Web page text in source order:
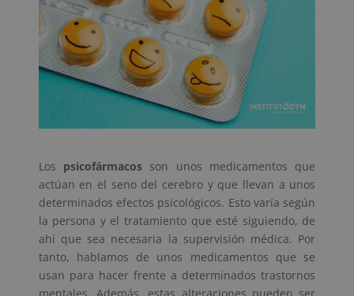
Los psicofármacosson unos medicamentos que
actúan en el seno del cerebro y que llevan a unos
determinados efectos psicológicos. Esto varía según
la persona y el tratamiento que esté siguiendo, de
ahí que sea necesaria la supervisión médica. Por
tanto, hablamos de unos medicamentos que se
usan para hacer frente a determinados trastornos